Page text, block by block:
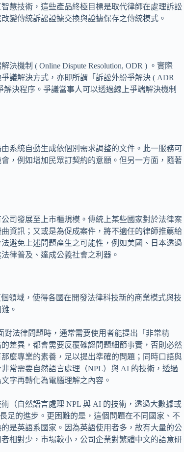
慧技術，這些產品終極目標是取代律師在處理訴訟
變傳統訴訟證據交換與證據保存之傳統模式。
機制 ( Online Dispute Resolution, ODR ) 。實際
議解決方式，亦即所謂「訴訟外紛爭解決 ( ADR
決程序。爭議當事人可以透過線上爭端解決機制
系統自動生成依個別需求調整的文件。此一服務可
，例如增加民眾訂契約的意願。但另一方面，隨著
司發展至上市櫃規模。傳統上某些國家對於法律案
資訊；又或是為促成案件，將不適任的律師推薦給
避免上述問題產生之可能性，例如美國、日本透過
律普及、達成公義社會之利器。
領域，使得各國在開發法律科技新的商業模式與技
。
對法律問題時，通常需要使用者能提出「非常精
差異，都會需要反覆確認問題細節事實，否則必然
麼專業的素養，足以提出準確的問題；同時口語與
常需要自然語言處理（NPL）與 AI 的技術，透過
字再轉化為電腦理解之內容。
（自然語言處理 NPL 與 AI 的技術，透過大數據或
足的進步。更困難的是，這個問題在不同國家、不
是英語系國家。因為英語使用者多，故有大量的公
相對少，市場較小，公司企業對繁體中文的語意研